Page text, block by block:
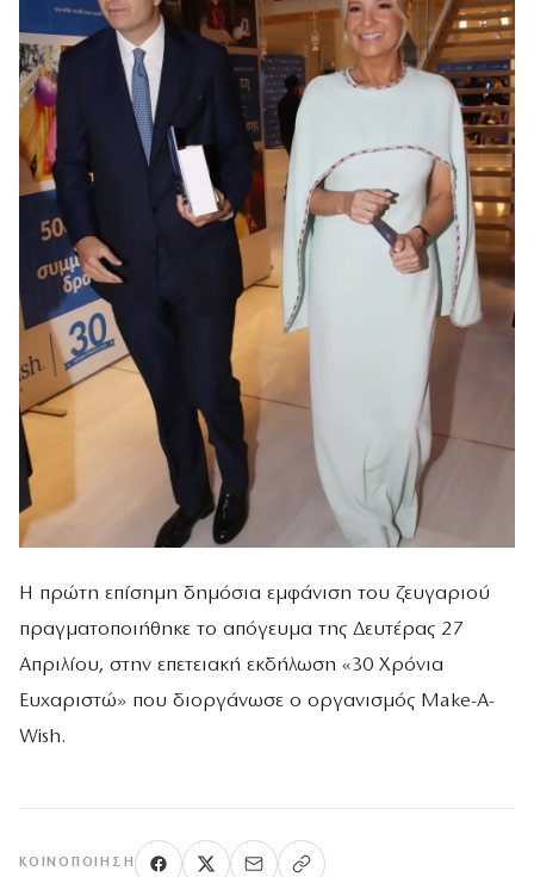
Η πρώτη επίσημη δημόσια εμφάνιση του ζευγαριού
πραγματοποιήθηκε το απόγευμα της Δευτέρας 27
Απριλίου, στην επετειακή εκδήλωση «30 Χρόνια
Ευχαριστώ» που διοργάνωσε ο οργανισμός Make-A-
Wish.
ΚΟΙΝΟΠΟΊΗΣΗ